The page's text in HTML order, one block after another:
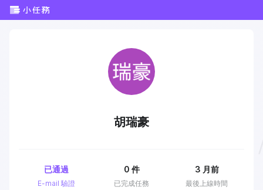
胡瑞豪
E-mail 驗證
已通過
已完成任務
0 件
最後上線時間
3 月前